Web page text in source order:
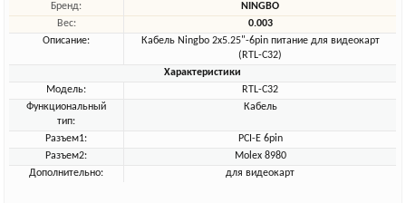
Бренд:
NINGBO
Вес:
0.003
Описание:
Кабель Ningbo 2x5.25"-6pin питание для видеокарт
(RTL-C32)
Характеристики
Модель:
RTL-C32
Функциональный
тип:
Кабель
Разъем1:
PCI-E 6pin
Разъем2:
Molex 8980
Дополнительно:
для видеокарт